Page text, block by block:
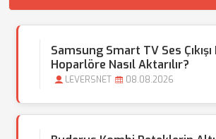
Samsung Smart TV Ses Çıkışı
Hoparlöre Nasıl Aktarılır?
LEVERSNET 08.08.2026